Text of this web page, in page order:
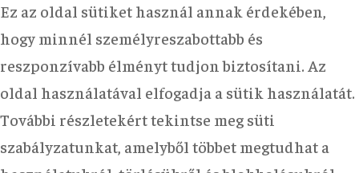
Ez az oldal sütiket használ annak érdekében,
hogy minnél személyreszabottabb és
reszponzívabb élményt tudjon biztosítani. Az
oldal használatával elfogadja a sütik használatát.
További részletekért tekintse meg süti
szabályzatunkat, amelyből többet megtudhat a